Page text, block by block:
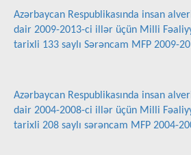
Azərbaycan Respublikasında insan
dair 2009-2013-ci illər üçün Milli
tarixli 133 saylı Sərəncam MFP 2009-
Azərbaycan Respublikasında insan
dair 2004-2008-ci illər üçün Milli
tarixli 208 saylı sərəncam MFP 2004-